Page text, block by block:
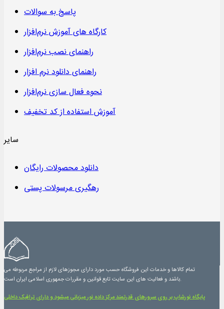
پاسخ به سوالات
کارگاه های آموزش نرم‌افزار
راهنمای نصب نرم‌افزار
راهنمای دانلود نرم افزار
نحوه فعال سازی نرم‌افزار
آموزش استفاده از کد تخفیف
سایر
دانلود محصولات رایگان
رهگیری مرسولات پستی
تمام کالاها و خدمات این فروشگاه حسب مورد دارای مجوزهای لازم از مراجع مربوطه می
باشند و فعالیت های این سایت تابع قوانین و مقررات جمهوری اسلامی ایران است.
پایگاه نورشاپ بر روی سرورهای قدرتمند مرکز داده نور میزبانی میشود و دارای ترافیک داخلی